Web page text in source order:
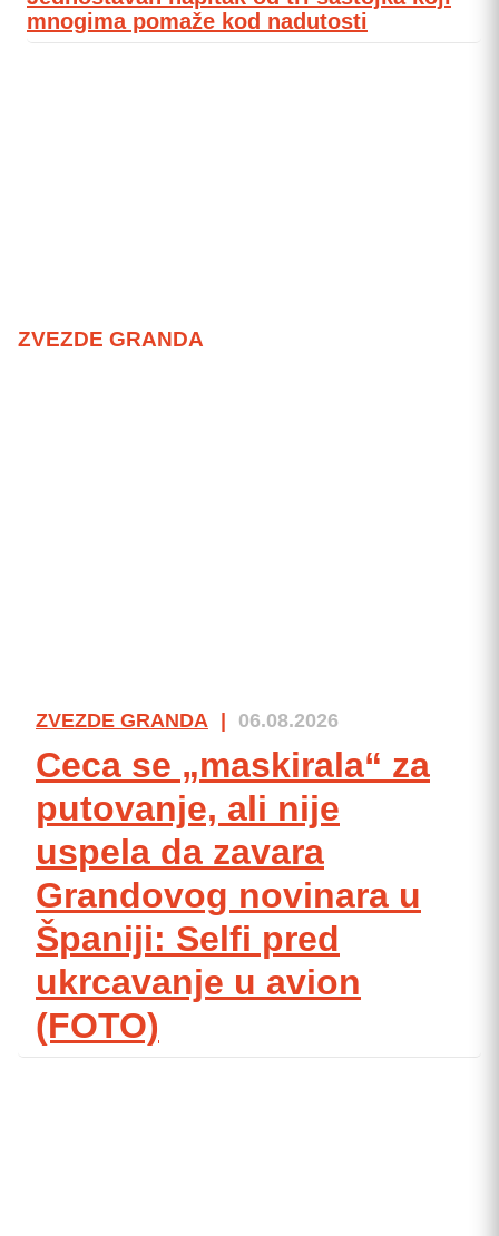
mnogima pomaže kod nadutosti
ZVEZDE GRANDA
ZVEZDE GRANDA 06.08.2026
Ceca se „maskirala“ za
putovanje, ali nije
uspela da zavara
Grandovog novinara u
Španiji: Selfi pred
ukrcavanje u avion
(FOTO)